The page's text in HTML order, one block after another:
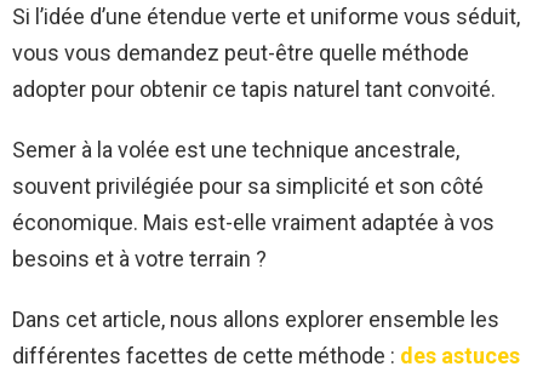
Si l’idée d’une étendue verte et uniforme vous séduit,
vous vous demandez peut-être quelle méthode
adopter pour obtenir ce tapis naturel tant convoité.
Semer à la volée est une technique ancestrale,
souvent privilégiée pour sa simplicité et son côté
économique. Mais est-elle vraiment adaptée à vos
besoins et à votre terrain ?
Dans cet article, nous allons explorer ensemble les
différentes facettes de cette méthode : des astuces